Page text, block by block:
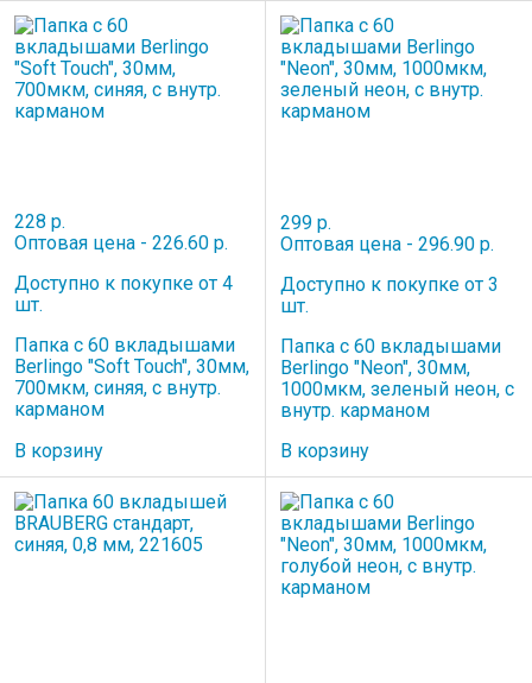
228 р.
Оптовая цена - 226.60 р.
Доступно к покупке от 4
шт.
Папка с 60 вкладышами
Berlingo "Soft Touch", 30мм,
700мкм, синяя, с внутр.
карманом
В корзину
299 р.
Оптовая цена - 296.90 р.
Доступно к покупке от 3
шт.
Папка с 60 вкладышами
Berlingo "Neon", 30мм,
1000мкм, зеленый неон, с
внутр. карманом
В корзину